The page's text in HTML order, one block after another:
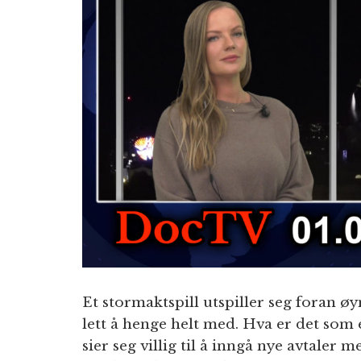
Et stormaktspill utspiller seg foran
lett å henge helt med. Hva er det
sier seg villig til å inngå nye avtaler